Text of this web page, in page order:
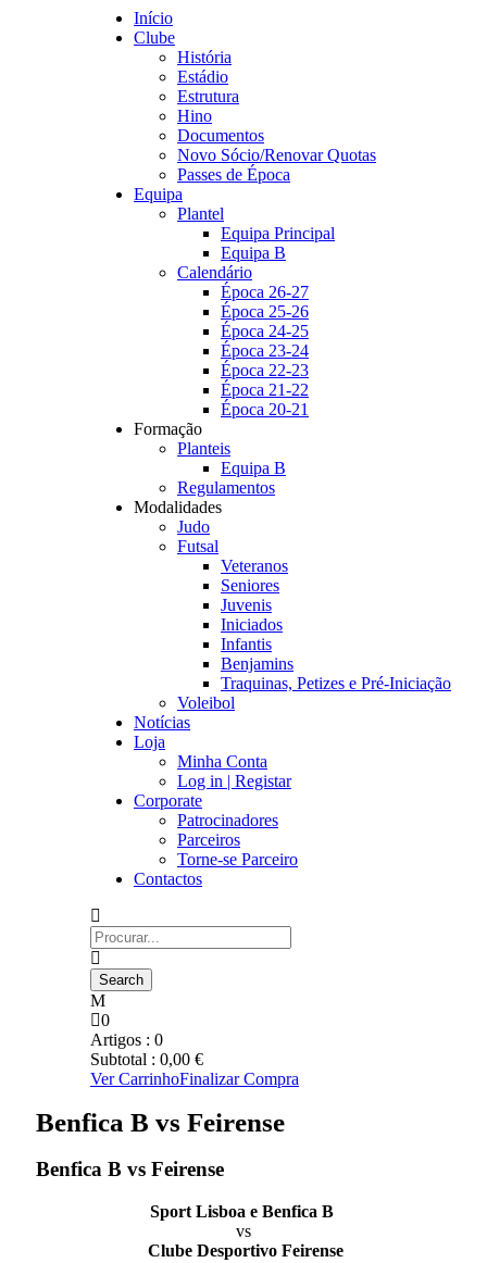
Início
Clube
História
Estádio
Estrutura
Hino
Documentos
Novo Sócio/Renovar Quotas
Passes de Época
Equipa
Plantel
Equipa Principal
Equipa B
Calendário
Época 26-27
Época 25-26
Época 24-25
Época 23-24
Época 22-23
Época 21-22
Época 20-21
Formação
Planteis
Equipa B
Regulamentos
Modalidades
Judo
Futsal
Veteranos
Seniores
Juvenis
Iniciados
Infantis
Benjamins
Traquinas, Petizes e Pré-Iniciação
Voleibol
Notícias
Loja
Minha Conta
Log in | Registar
Corporate
Patrocinadores
Parceiros
Torne-se Parceiro
Contactos
0
Artigos : 0
Subtotal : 0,00 €
Ver CarrinhoFinalizar Compra
Benfica B vs Feirense
Benfica B vs Feirense
Sport Lisboa e Benfica B
vs
Clube Desportivo Feirense